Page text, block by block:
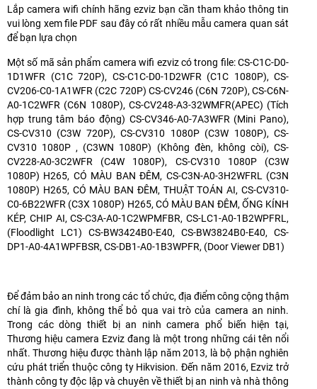
Lắp camera wifi chính hãng ezviz bạn cần tham khảo thông tin
vui lòng xem file PDF sau đây có rất nhiều mẫu camera quan sát
để bạn lựa chọn
Một số mã sản phẩm camera wifi ezviz có trong file: CS-C1C-D0-
1D1WFR (C1C 720P), CS-C1C-D0-1D2WFR (C1C 1080P), CS-
CV206-C0-1A1WFR (C2C 720P) CS-CV246 (C6N 720P), CS-C6N-
A0-1C2WFR (C6N 1080P), CS-CV248-A3-32WMFR(APEC) (Tích
hợp trung tâm báo động) CS-CV346-A0-7A3WFR (Mini Pano),
CS-CV310 (C3W 720P), CS-CV310 1080P (C3W 1080P), CS-
CV310 1080P , (C3WN 1080P) (Không đèn, không còi), CS-
CV228-A0-3C2WFR (C4W 1080P), CS-CV310 1080P (C3W
1080P) H265, CÓ MÀU BAN ĐÊM, CS-C3N-A0-3H2WFRL (C3N
1080P) H265, CÓ MÀU BAN ĐÊM, THUẬT TOÁN AI, CS-CV310-
C0-6B22WFR (C3X 1080P) H265, CÓ MÀU BAN ĐÊM, ỐNG KÍNH
KÉP, CHIP AI, CS-C3A-A0-1C2WPMFBR, CS-LC1-A0-1B2WPFRL,
(Floodlight LC1) CS-BW3424B0-E40, CS-BW3824B0-E40, CS-
DP1-A0-4A1WPFBSR, CS-DB1-A0-1B3WPFR, (Door Viewer DB1)
Để đảm bảo an ninh trong các tổ chức, địa điểm công cộng thậm
chí là gia đình, không thể bỏ qua vai trò của camera an ninh.
Trong các dòng thiết bị an ninh camera phổ biến hiện tại,
Thương hiệu camera Ezviz đang là một trong những cái tên nổi
nhất. Thương hiệu được thành lập năm 2013, là bộ phận nghiên
cứu phát triển thuộc công ty Hikvision. Đến năm 2016, Ezviz trở
thành công ty độc lập và chuyên về thiết bị an ninh và nhà thông